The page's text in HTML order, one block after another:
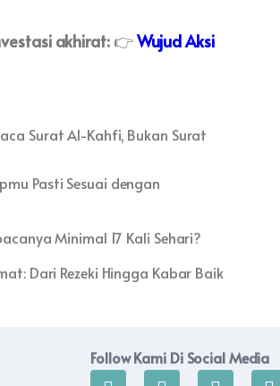
akhirat:👉Wujud Aksi
Surat Al-Kahfi, Bukan Surat
Pasti Sesuai dengan
Minimal 17 Kali Sehari?
Dari Rezeki Hingga Kabar Baik
Follow Kami Di Social Media